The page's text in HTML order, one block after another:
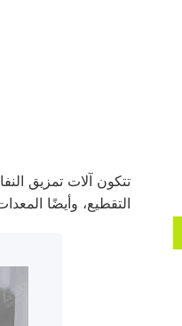
التقطيع، وأيضًا